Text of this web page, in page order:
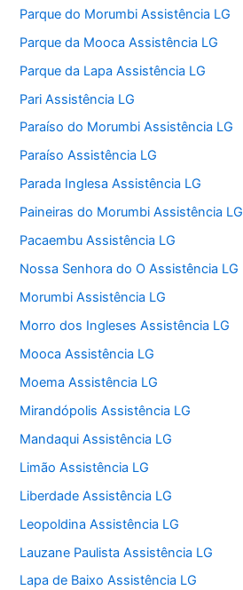
Parque do Morumbi Assistência LG
Parque da Mooca Assistência LG
Parque da Lapa Assistência LG
Pari Assistência LG
Paraíso do Morumbi Assistência LG
Paraíso Assistência LG
Parada Inglesa Assistência LG
Paineiras do Morumbi Assistência LG
Pacaembu Assistência LG
Nossa Senhora do O Assistência LG
Morumbi Assistência LG
Morro dos Ingleses Assistência LG
Mooca Assistência LG
Moema Assistência LG
Mirandópolis Assistência LG
Mandaqui Assistência LG
Limão Assistência LG
Liberdade Assistência LG
Leopoldina Assistência LG
Lauzane Paulista Assistência LG
Lapa de Baixo Assistência LG